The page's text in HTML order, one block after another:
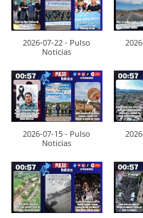
2026-07-22 - Pulso
Noticias
2026-07-15 - Pulso
Noticias